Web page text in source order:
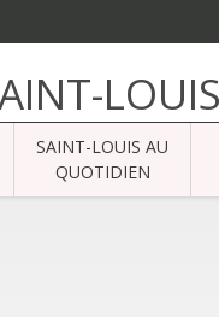
LOUIS
SAINT-LOUIS AU
QUOTIDIEN